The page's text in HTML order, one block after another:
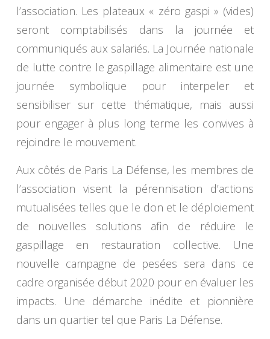
l’association. Les plateaux « zéro gaspi » (vides)
seront comptabilisés dans la journée et
communiqués aux salariés. La Journée nationale
de lutte contre le gaspillage alimentaire est une
journée symbolique pour interpeler et
sensibiliser sur cette thématique, mais aussi
pour engager à plus long terme les convives à
rejoindre le mouvement.
Aux côtés de Paris La Défense, les membres de
l’association visent la pérennisation d’actions
mutualisées telles que le don et le déploiement
de nouvelles solutions afin de réduire le
gaspillage en restauration collective. Une
nouvelle campagne de pesées sera dans ce
cadre organisée début 2020 pour en évaluer les
impacts. Une démarche inédite et pionnière
dans un quartier tel que Paris La Défense.